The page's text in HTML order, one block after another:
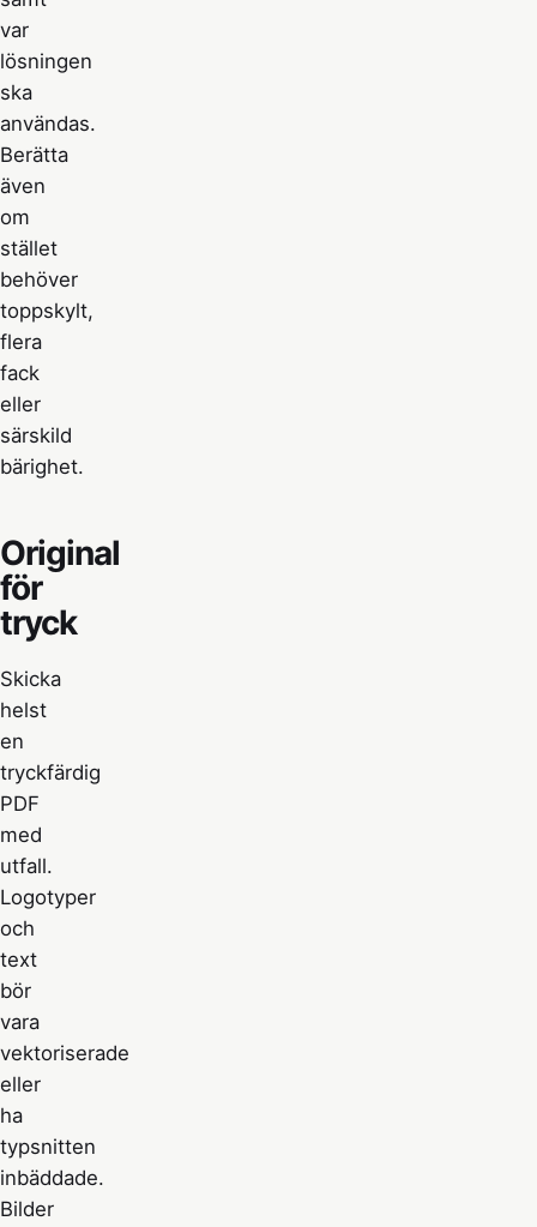
var
lösningen
ska
användas.
Berätta
även
om
stället
behöver
toppskylt,
flera
fack
eller
särskild
bärighet.
Original
för
tryck
Skicka
helst
en
tryckfärdig
PDF
med
utfall.
Logotyper
och
text
bör
vara
vektoriserade
eller
ha
typsnitten
inbäddade.
Bilder